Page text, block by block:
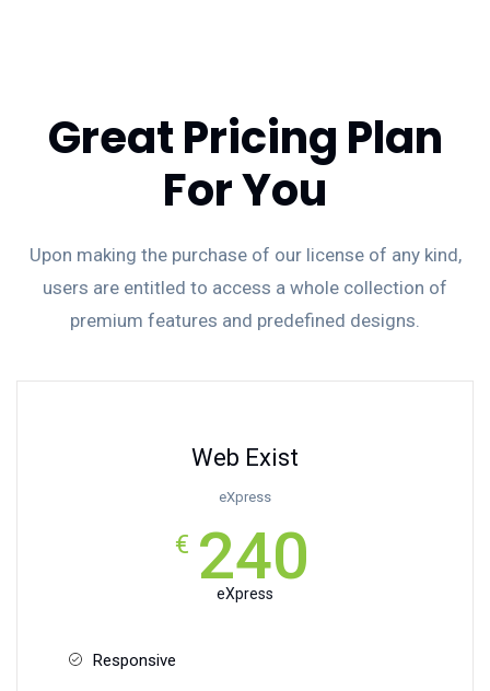
Great Pricing Plan
For You
Upon making the purchase of our license of any kind,
users are entitled to access a whole collection of
premium features and predefined designs.
Web Exist
eXpress
€ 240
eXpress
Responsive